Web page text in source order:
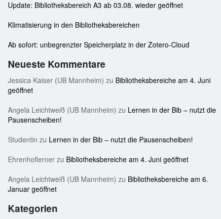
Update: Bibliotheksbereich A3 ab 03.08. wieder geöffnet
Klimatisierung in den Bibliotheksbereichen
Ab sofort: unbegrenzter Speicherplatz in der Zotero-Cloud
Neueste Kommentare
Jessica Kaiser (UB Mannheim) zu Bibliotheksbereiche am 4. Juni
geöffnet
Angela Leichtweiß (UB Mannheim) zu Lernen in der Bib – nutzt die
Pausenscheiben!
Studentin zu Lernen in der Bib – nutzt die Pausenscheiben!
Ehrenhoflerner zu Bibliotheksbereiche am 4. Juni geöffnet
Angela Leichtweiß (UB Mannheim) zu Bibliotheksbereiche am 6.
Januar geöffnet
Kategorien